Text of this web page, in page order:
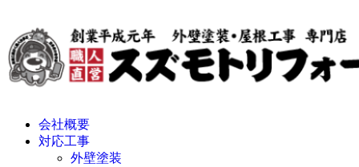
会社概要
対応工事
外壁塗装